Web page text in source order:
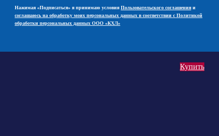
Купить
Нажимая «Подписаться» я принимаю условия Пользовательского соглашения и
соглашаюсь на обработку моих персональных данных в соответствии с Политикой
обработки персональных данных ООО «КХЛ»